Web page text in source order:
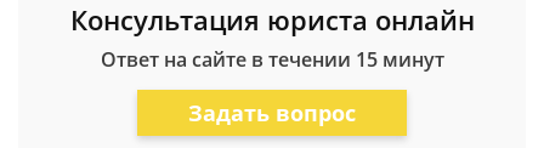
Консультация юриста онлайн
Ответ на сайте в течении 15 минут
Задать вопрос